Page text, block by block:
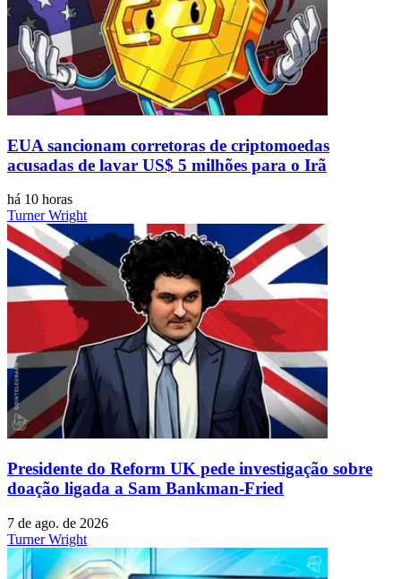
EUA sancionam corretoras de criptomoedas
acusadas de lavar US$ 5 milhões para o Irã
há 10 horas
Turner Wright
Presidente do Reform UK pede investigação sobre
doação ligada a Sam Bankman-Fried
7 de ago. de 2026
Turner Wright